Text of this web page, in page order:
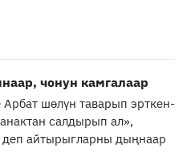
чонун камгалаар
шөлүн таварып эрткен-
салдырып ал»,
деп айтырыгларны дыңнаар